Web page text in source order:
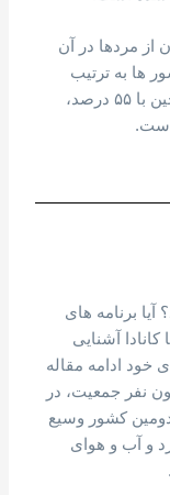
از مردها در آن
ها به ترتیب
جامائیکا با ۶۷ درصد، فیلیپین با ۶۱ درصد، چین با ۵۵ درصد،
آیا برنامه های
آشنایی
خود ادامه مقاله
کانادا با حدود 36 میلیون نفر جمعیت، در
کشور وسیع
و آب و هوای